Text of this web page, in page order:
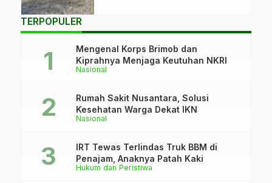
(Foto: Istimewa)
TERPOPULER
Nasional
Mengenal Korps Brimob dan
Kiprahnya Menjaga Keutuhan NKRI
Nasional
Rumah Sakit Nusantara, Solusi
Kesehatan Warga Dekat IKN
Hukum dan Peristiwa
IRT Tewas Terlindas Truk BBM di
Penajam, Anaknya Patah Kaki